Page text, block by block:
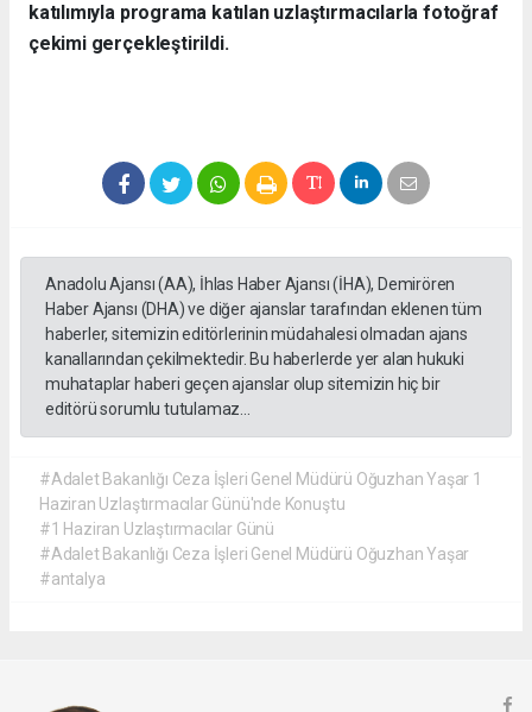
katılımıyla programa katılan uzlaştırmacılarla fotoğraf
çekimi gerçekleştirildi.
Anadolu Ajansı (AA), İhlas Haber Ajansı (İHA), Demirören
Haber Ajansı (DHA) ve diğer ajanslar tarafından eklenen tüm
haberler, sitemizin editörlerinin müdahalesi olmadan ajans
kanallarından çekilmektedir. Bu haberlerde yer alan hukuki
muhataplar haberi geçen ajanslar olup sitemizin hiç bir
editörü sorumlu tutulamaz...
#Adalet Bakanlığı Ceza İşleri Genel Müdürü Oğuzhan Yaşar 1
Haziran Uzlaştırmacılar Günü'nde Konuştu
#1 Haziran Uzlaştırmacılar Günü
#Adalet Bakanlığı Ceza İşleri Genel Müdürü Oğuzhan Yaşar
#antalya